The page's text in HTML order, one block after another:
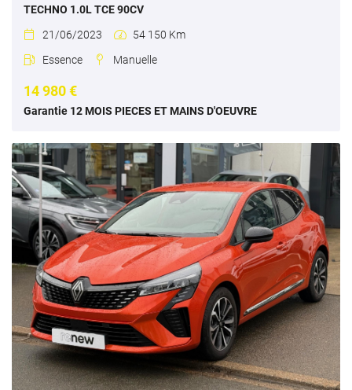
TECHNO 1.0L TCE 90CV
 21/06/2023  54 150 Km
 Essence  Manuelle
14 980 €
Garantie 12 MOIS PIECES ET MAINS D'OEUVRE